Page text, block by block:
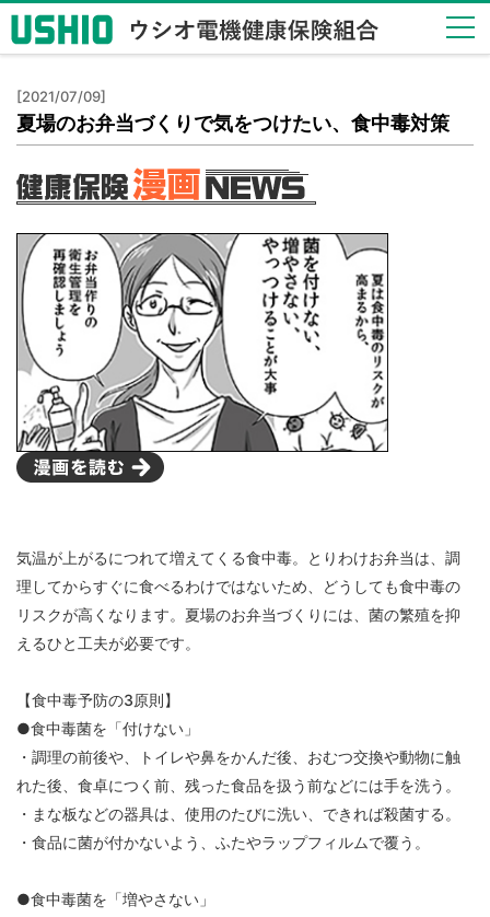
健保
のし
くみ
Insurance
System
健保
の給
付
Insurance
Benefits
保健
事業
Health
Checkup
Procedure
申請
書一
覧
Form
よく
ある
質問
FAQ
[2021/07/09]
夏場のお弁当づくりで気をつけたい、食中毒対策
気温が上がるにつれて増えてくる食中毒。とりわけお弁当は、調
理してからすぐに食べるわけではないため、どうしても食中毒の
リスクが高くなります。夏場のお弁当づくりには、菌の繁殖を抑
えるひと工夫が必要です。
【食中毒予防の3原則】
●食中毒菌を「付けない」
・調理の前後や、トイレや鼻をかんだ後、おむつ交換や動物に触
れた後、食卓につく前、残った食品を扱う前などには手を洗う。
・まな板などの器具は、使用のたびに洗い、できれば殺菌する。
・食品に菌が付かないよう、ふたやラップフィルムで覆う。
●食中毒菌を「増やさない」